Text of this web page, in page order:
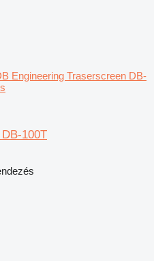
Engineering Traserscreen DB-
100T